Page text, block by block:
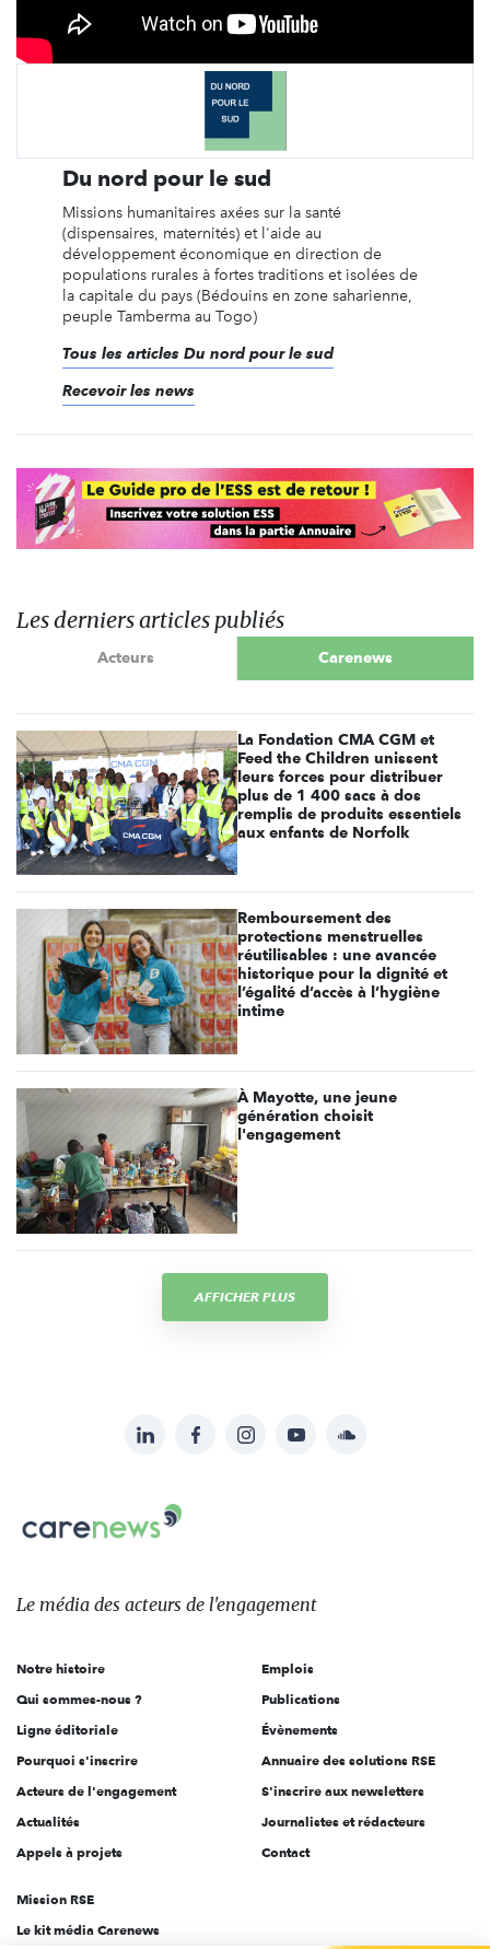
Du nord pour le sud
Missions humanitaires axées sur la santé
(dispensaires, maternités) et l'aide au
développement économique en direction de
populations rurales à fortes traditions et isolées de
la capitale du pays (Bédouins en zone saharienne,
peuple Tamberma au Togo)
Tous les articles Du nord pour le sud
Recevoir les news
Les derniers articles publiés
Acteurs Carenews
La Fondation CMA CGM et
Feed the Children unissent
leurs forces pour distribuer
plus de 1 400 sacs à dos
remplis de produits essentiels
aux enfants de Norfolk
Remboursement des
protections menstruelles
réutilisables : une avancée
historique pour la dignité et
l’égalité d’accès à l’hygiène
intime
À Mayotte, une jeune
génération choisit
l'engagement
AFFICHER PLUS
sur:
LinkedInFacebookInstagramYouTubeSoundcloud
Carenews,
Le
des
l'engagement
Le média des acteurs de l'engagement
Notre histoire
Qui sommes-nous ?
Ligne éditoriale
Pourquoi s'inscrire
Acteurs de l'engagement
Actualités
Appels à projets
Emplois
Publications
Évènements
Annuaire des solutions RSE
S'inscrire aux newsletters
Journalistes et rédacteurs
Contact
Mission RSE
Le kit média Carenews